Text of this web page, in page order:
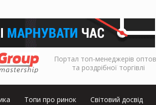
Портал топ-менеджерів
та роздрібної торгівлі
Топи про ринок Світовий досвід